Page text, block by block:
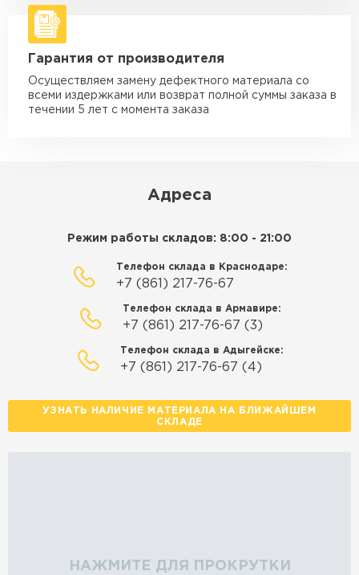
Манипулятор до 5 тн
макс. длина груза 5 м
Манипулятор до 10 тн
макс. длина груза 10 м
Манипулятор до 15 тн
Гарантия от производителя
Осуществляем замену дефектного материала со
всеми издержками или возврат полной суммы заказа в
течении 5 лет с момента заказа
Адреса
Режим работы складов: 8:00 - 21:00
Телефон склада в Краснодаре:
+7 (861) 217-76-67
Телефон склада в Армавире:
+7 (861) 217-76-67 (3)
Телефон склада в Адыгейске:
+7 (861) 217-76-67 (4)
УЗНАТЬ НАЛИЧИЕ МАТЕРИАЛА НА БЛИЖАЙШЕМ
СКЛАДЕ
НАЖМИТЕ ДЛЯ ПРОКРУТКИ